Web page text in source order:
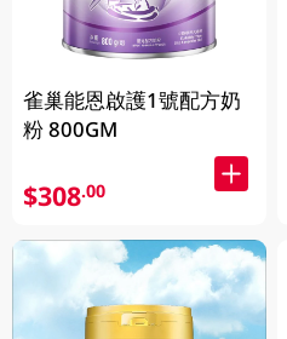
雀巢能恩啟護1號配方奶
粉 800GM
$308.00